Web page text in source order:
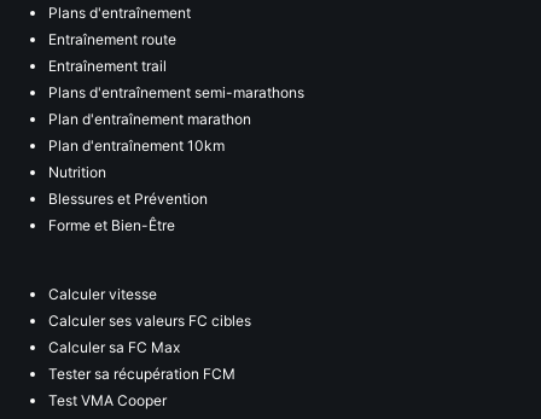
Plans d'entraînement
Entraînement route
Entraînement trail
Plans d'entraînement semi-marathons
Plan d'entraînement marathon
Plan d'entraînement 10km
Nutrition
Blessures et Prévention
Forme et Bien-Être
Calculer vitesse
Calculer ses valeurs FC cibles
Calculer sa FC Max
Tester sa récupération FCM
Test VMA Cooper